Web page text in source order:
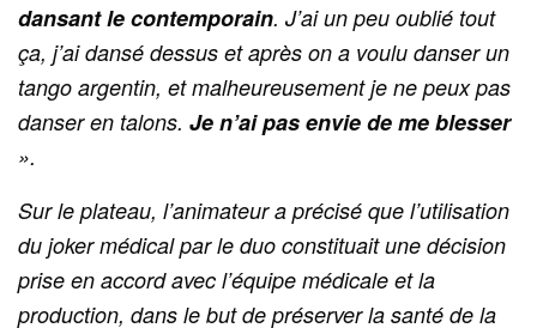
dansant le contemporain. J’ai un peu oublié tout
ça, j’ai dansé dessus et après on a voulu danser un
tango argentin, et malheureusement je ne peux pas
danser en talons.Je n’ai pas envie de me blesser
».
Sur le plateau, l’animateur a précisé que l’utilisation
du joker médical par le duo constituait une décision
prise en accord avec l’équipe médicale et la
production, dans le but de préserver la santé de la